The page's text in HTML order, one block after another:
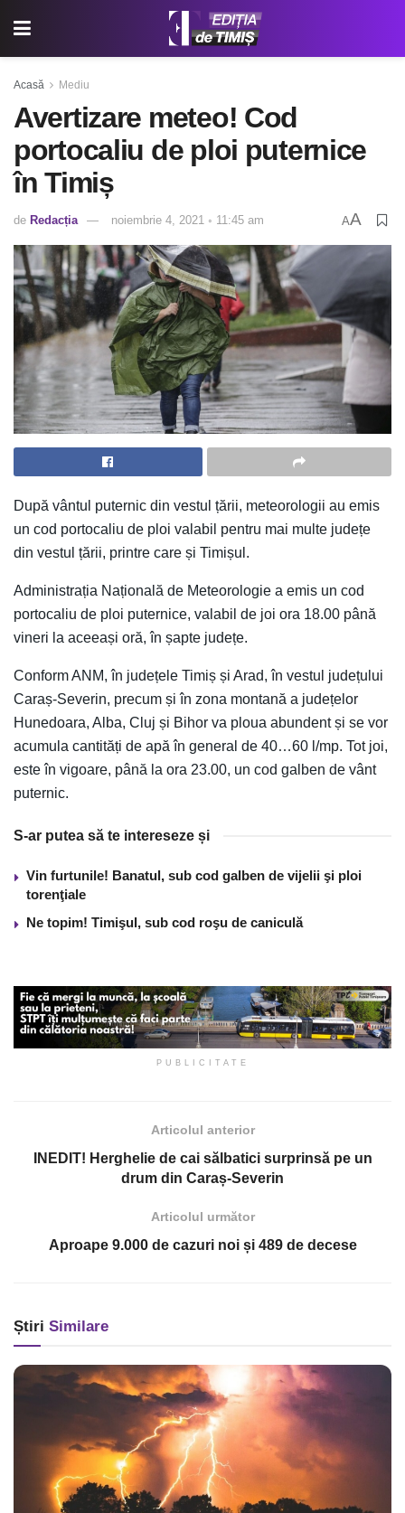
Acasă Mediu
Avertizare meteo! Cod
portocaliu de ploi puternice
în Timiș
de Redacția noiembrie 4, 2021 ◦ 11:45 am AA
După vântul puternic din vestul țării, meteorologii au emis
un cod portocaliu de ploi valabil pentru mai multe județe
din vestul țării, printre care și Timișul.
Administrația Națională de Meteorologie a emis un cod
portocaliu de ploi puternice, valabil de joi ora 18.00 până
vineri la aceeași oră, în șapte județe.
Conform ANM, în județele Timiș și Arad, în vestul județului
Caraș-Severin, precum și în zona montană a județelor
Hunedoara, Alba, Cluj și Bihor va ploua abundent și se vor
acumula cantități de apă în general de 40…60 l/mp. Tot joi,
este în vigoare, până la ora 23.00, un cod galben de vânt
puternic.
S-ar putea să te intereseze și
Vin furtunile! Banatul, sub cod galben de vijelii şi ploi
torenţiale
Ne topim! Timişul, sub cod roşu de caniculă
PUBLICITATE
Articolul anterior
INEDIT! Herghelie de cai sălbatici surprinsă pe un
drum din Caraș-Severin
Articolul următor
Aproape 9.000 de cazuri noi și 489 de decese
Știri Similare